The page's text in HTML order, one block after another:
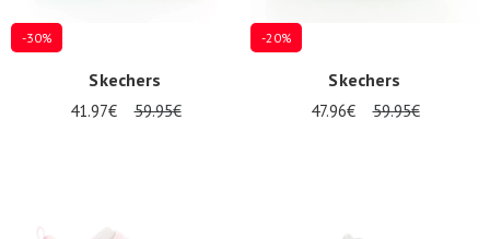
-30%
Skechers
41.97€ 59.95€
-20%
Skechers
47.96€ 59.95€